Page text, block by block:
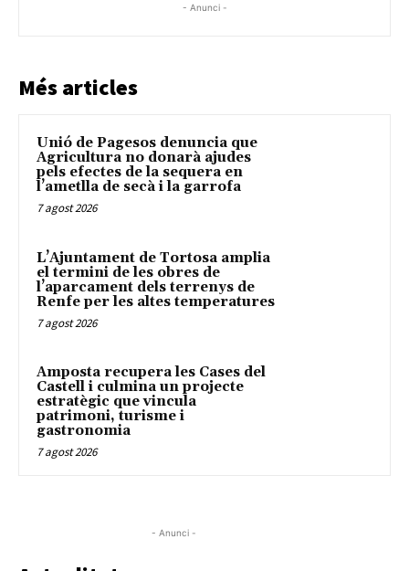
- Anunci -
Més articles
Unió de Pagesos denuncia que
Agricultura no donarà ajudes
pels efectes de la sequera en
l’ametlla de secà i la garrofa
7 agost 2026
L’Ajuntament de Tortosa amplia
el termini de les obres de
l’aparcament dels terrenys de
Renfe per les altes temperatures
7 agost 2026
Amposta recupera les Cases del
Castell i culmina un projecte
estratègic que vincula
patrimoni, turisme i
gastronomia
7 agost 2026
- Anunci -